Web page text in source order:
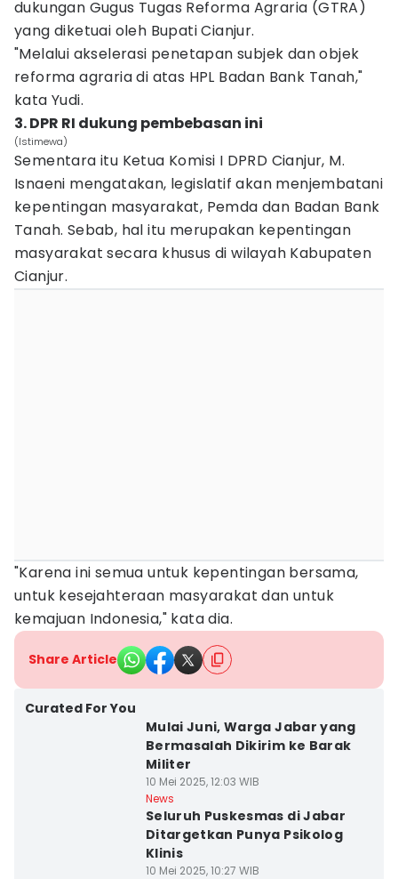
dukungan Gugus Tugas Reforma Agraria (GTRA)
yang diketuai oleh Bupati Cianjur.
"Melalui akselerasi penetapan subjek dan objek
reforma agraria di atas HPL Badan Bank Tanah,"
kata Yudi.
3. DPR RI dukung pembebasan ini
(Istimewa)
Sementara itu Ketua Komisi I DPRD Cianjur, M.
Isnaeni mengatakan, legislatif akan menjembatani
kepentingan masyarakat, Pemda dan Badan Bank
Tanah. Sebab, hal itu merupakan kepentingan
masyarakat secara khusus di wilayah Kabupaten
Cianjur.
"Karena ini semua untuk kepentingan bersama,
untuk kesejahteraan masyarakat dan untuk
kemajuan Indonesia," kata dia.
Share Article
Curated For You
Mulai Juni, Warga Jabar yang
Bermasalah Dikirim ke Barak
Militer
10 Mei 2025, 12:03 WIB
News
Seluruh Puskesmas di Jabar
Ditargetkan Punya Psikolog
Klinis
10 Mei 2025, 10:27 WIB